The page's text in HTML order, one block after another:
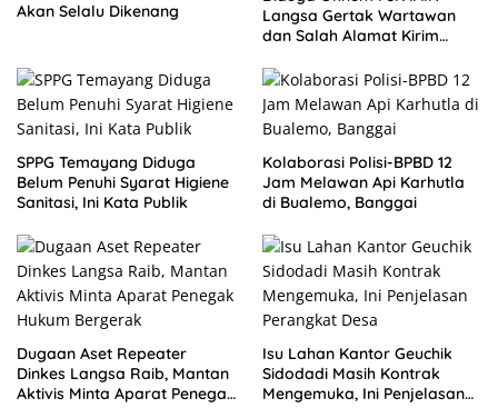
Akan Selalu Dikenang
Langsa Gertak Wartawan
dan Salah Alamat Kirim
SPPG Temayang Diduga
Belum Penuhi Syarat Higiene
Sanitasi, Ini Kata Publik
Kolaborasi Polisi-BPBD 12
Jam Melawan Api Karhutla
di Bualemo, Banggai
Dugaan Aset Repeater
Dinkes Langsa Raib, Mantan
Aktivis Minta Aparat Penegak
Isu Lahan Kantor Geuchik
Sidodadi Masih Kontrak
Mengemuka, Ini Penjelasan